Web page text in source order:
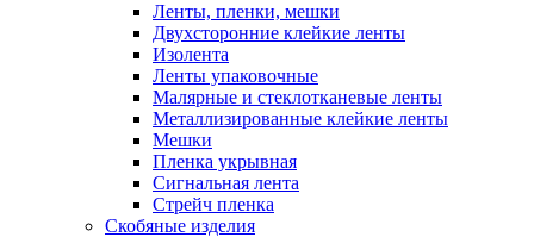
Ленты, пленки, мешки
Двухсторонние клейкие ленты
Изолента
Ленты упаковочные
Малярные и стеклотканевые ленты
Металлизированные клейкие ленты
Мешки
Пленка укрывная
Сигнальная лента
Стрейч пленка
Скобяные изделия